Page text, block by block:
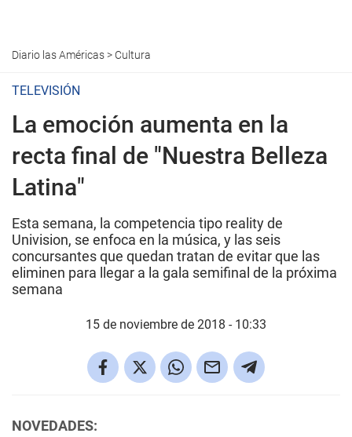
Diario las Américas> Cultura
TELEVISIÓN
La emoción aumenta en la
recta final de "Nuestra Belleza
Latina"
Esta semana, la competencia tipo reality de
Univision, se enfoca en la música, y las seis
concursantes que quedan tratan de evitar que las
eliminen para llegar a la gala semifinal de la próxima
semana
15 de noviembre de 2018 - 10:33
NOVEDADES: